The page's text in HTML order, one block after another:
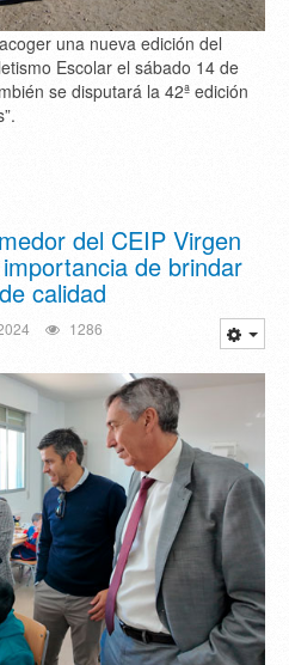
una nueva edición del
Escolar el sábado 14 de
se disputará la 42ª edición
del CEIP Virgen
de brindar
calidad
1286